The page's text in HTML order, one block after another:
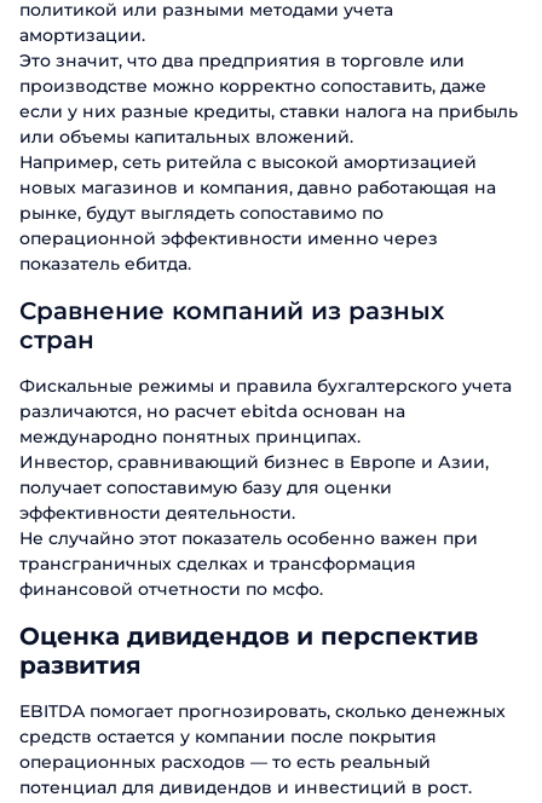
политикой или разными методами учета
амортизации.
Это значит, что два предприятия в торговле или
производстве можно корректно сопоставить, даже
если у них разные кредиты, ставки налога на прибыль
или объемы капитальных вложений.
Например, сеть ритейла с высокой амортизацией
новых магазинов и компания, давно работающая на
рынке, будут выглядеть сопоставимо по
операционной эффективности именно через
показатель ебитда.
Сравнение компаний из разных
стран
Фискальные режимы и правила бухгалтерского учета
различаются, но расчет ebitda основан на
международно понятных принципах.
Инвестор, сравнивающий бизнес в Европе и Азии,
получает сопоставимую базу для оценки
эффективности деятельности.
Не случайно этот показатель особенно важен при
трансграничных сделках и трансформация
финансовой отчетности по мсфо.
Оценка дивидендов и перспектив
развития
EBITDA помогает прогнозировать, сколько денежных
средств остается у компании после покрытия
операционных расходов — то есть реальный
потенциал для дивидендов и инвестиций в рост.